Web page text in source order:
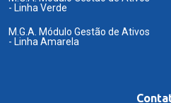
- Linha Verde
M.G.A. Módulo Gestão de Ativos
- Linha Amarela